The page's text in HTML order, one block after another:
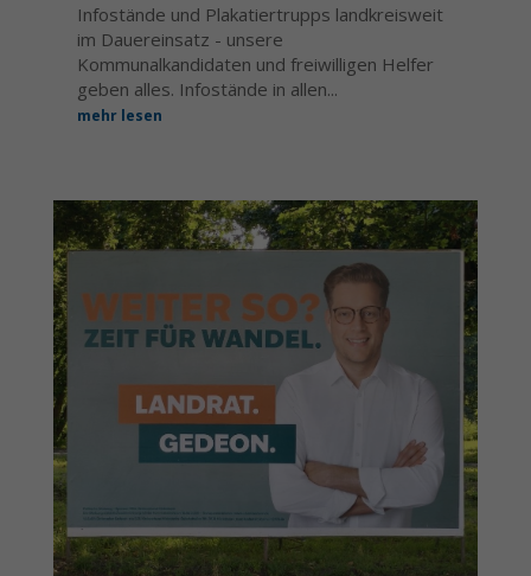
Infostände und Plakatiertrupps landkreisweit
im Dauereinsatz - unsere
Kommunalkandidaten und freiwilligen Helfer
geben alles. Infostände in allen...
mehr lesen